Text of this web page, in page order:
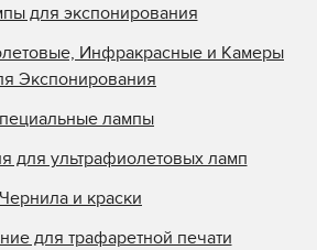
для экспонирования
Инфракрасные и Камеры
Экспонирования
лампы
для ультрафиолетовых ламп
Чернила и краски
для трафаретной печати